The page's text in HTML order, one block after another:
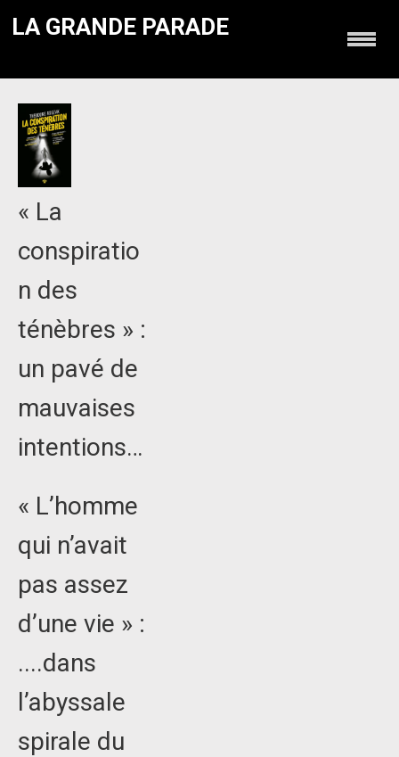
LA GRANDE PARADE
« La
conspiratio
n des
ténèbres » :
un pavé de
mauvaises
intentions…
« L’homme
qui n’avait
pas assez
d’une vie » :
....dans
l’abyssale
spirale du